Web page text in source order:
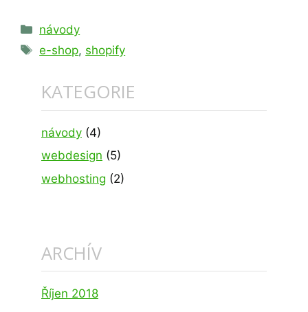
Rubriky
návody
Štítky
e-shop, shopify
KATEGORIE
návody (4)
webdesign (5)
webhosting (2)
ARCHÍV
Říjen 2018